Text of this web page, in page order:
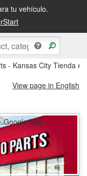
tu vehículo.
en la tienda
- Kansas City Tienda
View page in English